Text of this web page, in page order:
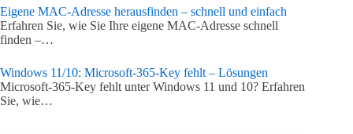
Eigene MAC-Adresse herausfinden – schnell und einfach
Erfahren Sie, wie Sie Ihre eigene MAC-Adresse schnell
finden –…
Windows 11/10: Microsoft-365-Key fehlt – Lösungen
Microsoft-365-Key fehlt unter Windows 11 und 10? Erfahren
Sie, wie…